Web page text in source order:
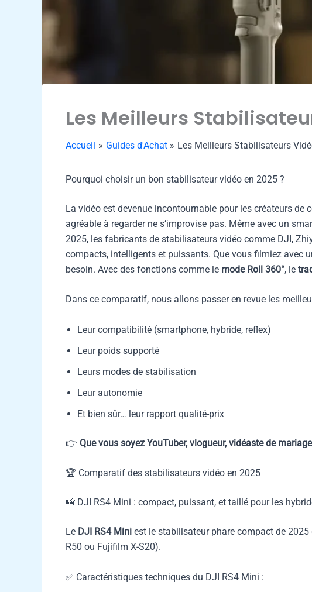
Les Meilleurs
Accueil Guides d'Achat Les Meilleurs Stabilisateurs
Pourquoi choisir un bon stabilisateur vidéo en 2025 ?
La vidéo est devenue incontournable pour les créateurs
agréable à regarder ne s’improvise pas. Même avec un
2025, les fabricants de stabilisateurs vidéo comme DJI,
compacts, intelligents et puissants. Que vous filmiez avec
besoin. Avec des fonctions comme le mode Roll 360°, le
Dans ce comparatif, nous allons passer en revue les
Leur compatibilité (smartphone, hybride, reflex)
Leur poids supporté
Leurs modes de stabilisation
Leur autonomie
Et bien sûr… leur rapport qualité-prix
👉 Que vous soyez YouTuber, vlogueur, vidéaste de
🏆 Comparatif des stabilisateurs vidéo en 2025
📸 DJI RS4 Mini : compact, puissant, et taillé pour les
Le DJI RS4 Mini est le stabilisateur phare compact de
R50 ou Fujifilm X-S20).
✅ Caractéristiques techniques du DJI RS4 Mini :